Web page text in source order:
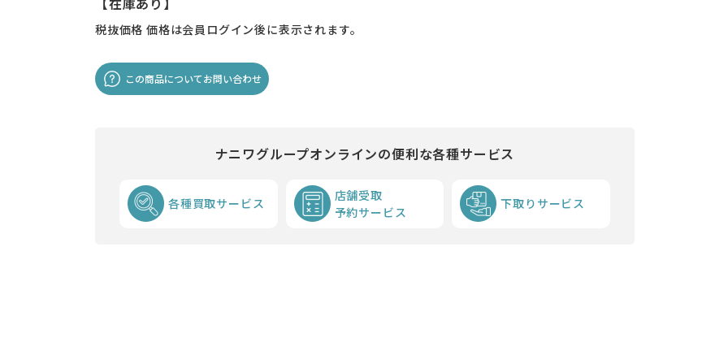
税抜価格 価格は会員ログイン後に表示されます。
この商品についてお問い合わせ
ナニワグループオンラインの便利な各種サービス
各種買取サービス
店舗受取
予約サービス
下取りサービス